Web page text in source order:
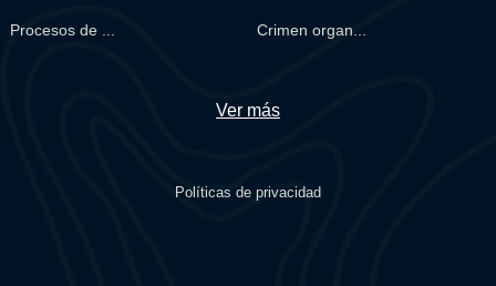
Procesos de ... Crimen organ...
Ver más
Políticas de privacidad